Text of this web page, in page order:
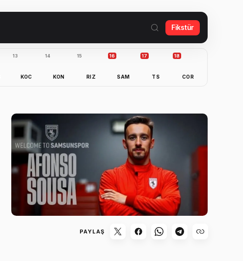
Fikstür
13
KOC
14
KON
15
RIZ
16
SAM
17
TS
18
COR
PAYLAŞ